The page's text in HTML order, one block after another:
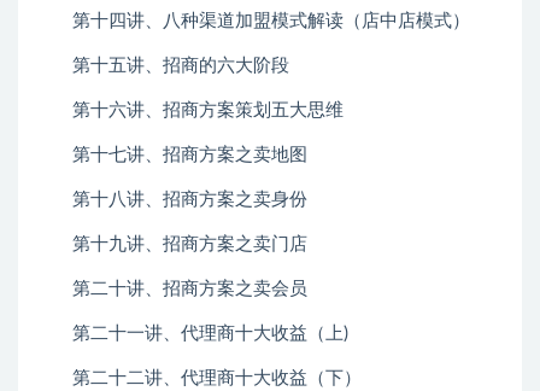
第十四讲、八种渠道加盟模式解读（店中店模式）
第十五讲、招商的六大阶段
第十六讲、招商方案策划五大思维
第十七讲、招商方案之卖地图
第十八讲、招商方案之卖身份
第十九讲、招商方案之卖门店
第二十讲、招商方案之卖会员
第二十一讲、代理商十大收益（上)
第二十二讲、代理商十大收益（下）